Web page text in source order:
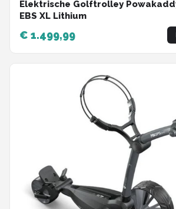
Elektrische Golftrolley
EBS XL Lithium
€ 1.499,99